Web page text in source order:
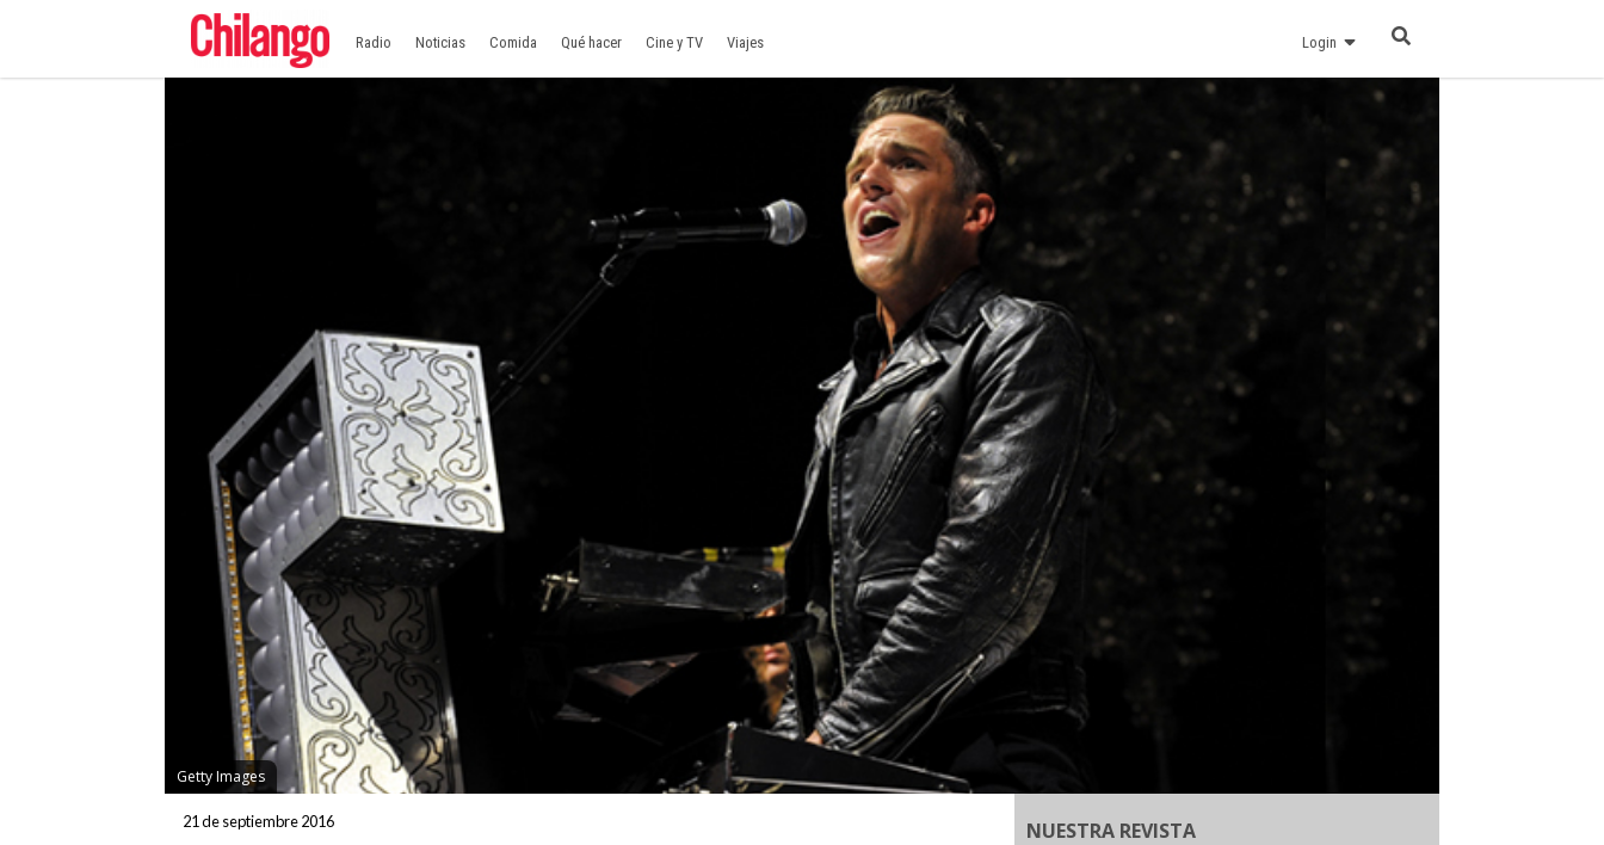
Radio Noticias Comida Qué hacer Cine y TV Viajes Login
Getty Images
21 de septiembre 2016 NUESTRA REVISTA